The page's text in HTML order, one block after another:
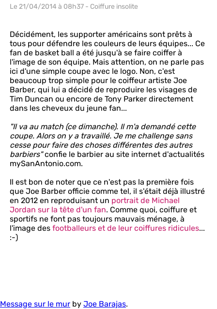
Le 21/04/2014 à 08h37 - Coiffure insolite
Décidément, les supporter américains sont prêts à
tous pour défendre les couleurs de leurs équipes... Ce
fan de basket ball a été jusqu'à se faire coiffer à
l'image de son équipe. Mais attention, on ne parle pas
ici d'une simple coupe avec le logo. Non, c'est
beaucoup trop simple pour le coiffeur artiste Joe
Barber, qui lui a décidé de reproduire les visages de
Tim Duncan ou encore de Tony Parker directement
dans les cheveux du jeune fan...
"Il va au match (ce dimanche). Il m'a demandé cette
coupe. Alors on y a travaillé. Je me challenge sans
cesse pour faire des choses différentes des autres
barbiers"confie le barbier au site internet d'actualités
mySanAntonio.com.
Il est bon de noter que ce n'est pas la première fois
que Joe Barber officie comme tel, il s'était déjà illustré
en 2012 en reproduisant un portrait de Michael
Jordan sur la tête d'un fan. Comme quoi, coiffure et
sportifs ne font pas toujours mauvais ménage, à
l'image des footballeurs et de leur coiffures ridicules...
:-)
Message sur le mur by Joe Barajas.